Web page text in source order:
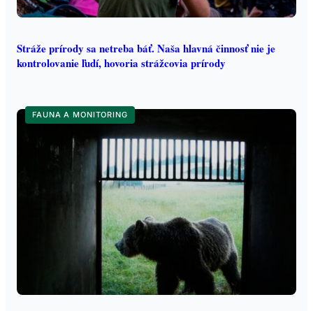
Stráže prírody sa netreba báť. Naša hlavná činnosť nie je
kontrolovanie ľudí, hovoria strážcovia prírody
FAUNA A MONITORING